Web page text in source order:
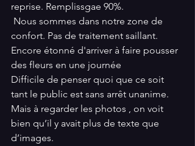
reprise. Remplissgae 90%.
confort. Pas de traitement saillant.
Encore étonné d'arriver à faire pousser
des fleurs en une journée
Difficile de penser quoi que ce soit
tant le public est sans arrêt unanime.
Mais à regarder les photos , on voit
bien qu’il y avait plus de texte que
d’images.